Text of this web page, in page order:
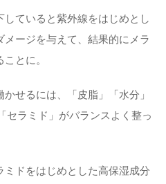
ていると紫外線をはじめとし
ージを与えて、結果的にメラ
とに。
せるには、「皮脂」「水分」
セラミド」がバランスよく整っ
ドをはじめとした高保湿成分